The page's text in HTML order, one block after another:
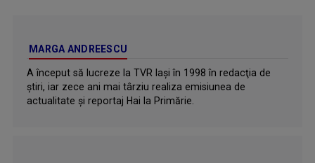
MARGA ANDREESCU
A început să lucreze la TVR Iaşi în 1998 în redacţia de
ştiri, iar zece ani mai târziu realiza emisiunea de
actualitate şi reportaj Hai la Primărie.